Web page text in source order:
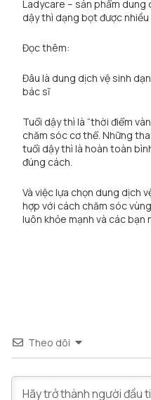
Ladycare – sản phẩm dung
dậy thì dạng bọt được
Đọc thêm:
Đâu là dung dịch vệ sinh
bác sĩ
Tuổi dậy thì là “thời điểm
chăm sóc cơ thể. Những
tuổi dậy thì là hoàn toàn
đúng cách.
Và việc lựa chọn dung dịch
hợp với cách chăm sóc
luôn khỏe mạnh và các bạn
Theo dõi